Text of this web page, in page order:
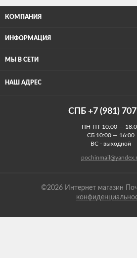
КОМПАНИЯ
ИНФОРМАЦИЯ
МЫ В СЕТИ
НАШ АДРЕС
СПБ +7 (981)
ПН-ПТ 10:00 —
СБ 10:00 — 16:00
ВС - выходной
©2026 Интернет магазин